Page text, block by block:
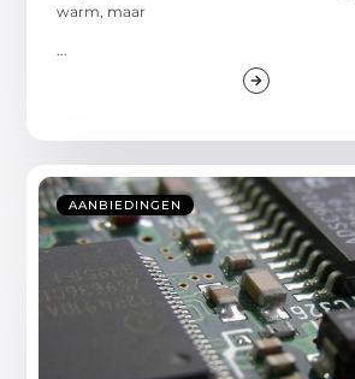
warm, maar
...
AANBIEDINGEN